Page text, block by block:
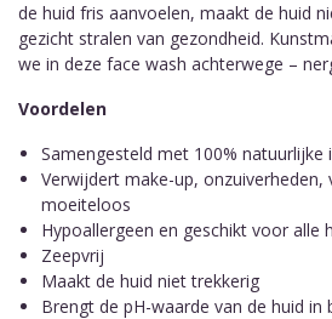
de huid fris aanvoelen, maakt de huid
gezicht stralen van gezondheid.
we in deze face wash achterwege –
Voordelen
Samengesteld met 100% natuurlijke
Verwijdert make-up, onzuiverheden,
moeiteloos
Hypoallergeen en geschikt voor alle
Zeepvrij
Maakt de huid niet trekkerig
Brengt de pH-waarde van de huid in